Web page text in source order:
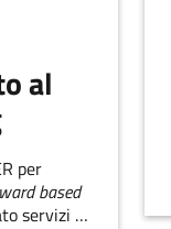
al
per
based
servizi e